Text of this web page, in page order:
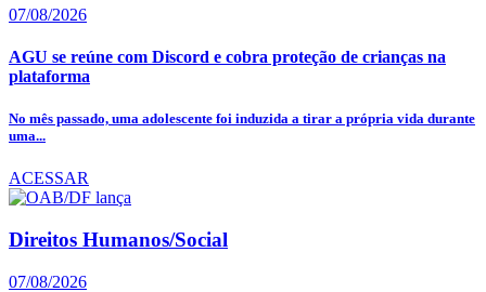
07/08/2026
AGU se reúne com Discord e cobra proteção de crianças na
plataforma
No mês passado, uma adolescente foi induzida a tirar a própria vida durante
uma...
ACESSAR
Direitos Humanos/Social
07/08/2026